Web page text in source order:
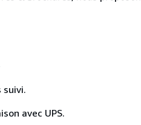
suivi.
avec UPS.